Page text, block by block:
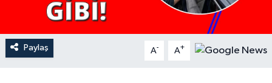
Paylaş A- A+